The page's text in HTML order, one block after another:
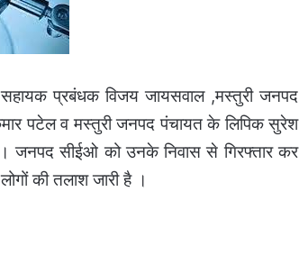
प्रबंधक विजय जायसवाल ,मस्तुरी जनपद
पटेल व मस्तुरी जनपद पंचायत के लिपिक सुरेश
जनपद सीईओ को उनके निवास से गिरफ्तार कर
की तलाश जारी है ।